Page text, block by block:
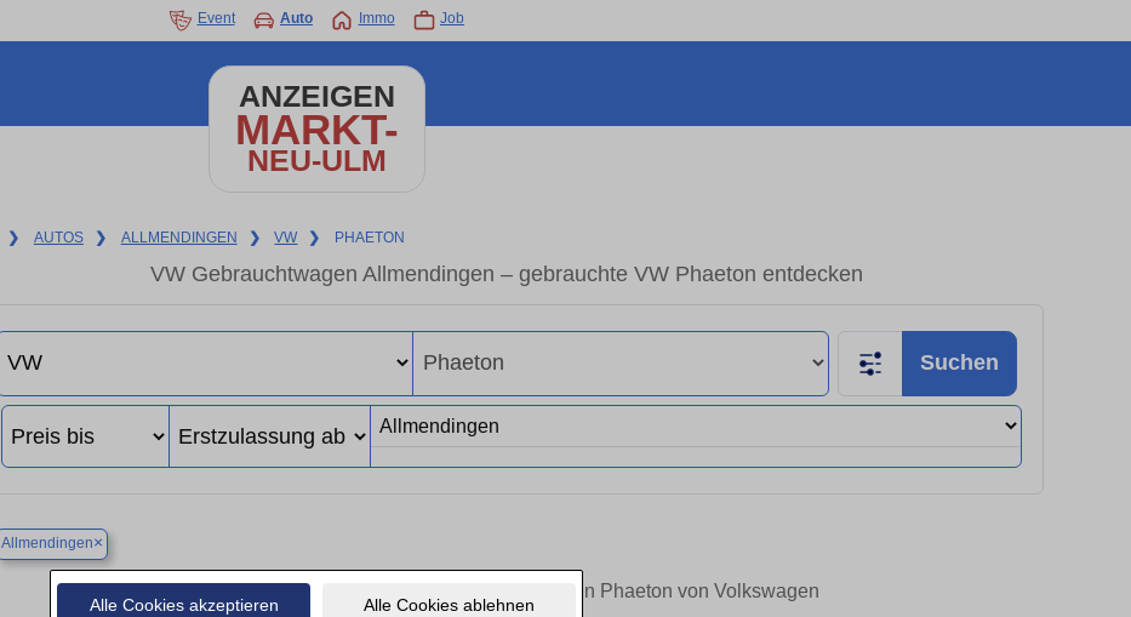
Alle Cookies akzeptieren Alle Cookies ablehnen
Event Auto Immo Job
ANZEIGEN
MARKT-
NEU-ULM
❯ AUTOS ❯ ALLMENDINGEN ❯ VW ❯ PHAETON
VW Gebrauchtwagen Allmendingen – gebrauchte VW Phaeton entdecken
Suchen
Allmendingen×
Finden Sie in Allmendingen Ihren gebrauchten Phaeton von Volkswagen